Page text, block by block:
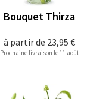
à partir de 23,95 €
Bouquet Thirza
Prochaine livraison le 11 août